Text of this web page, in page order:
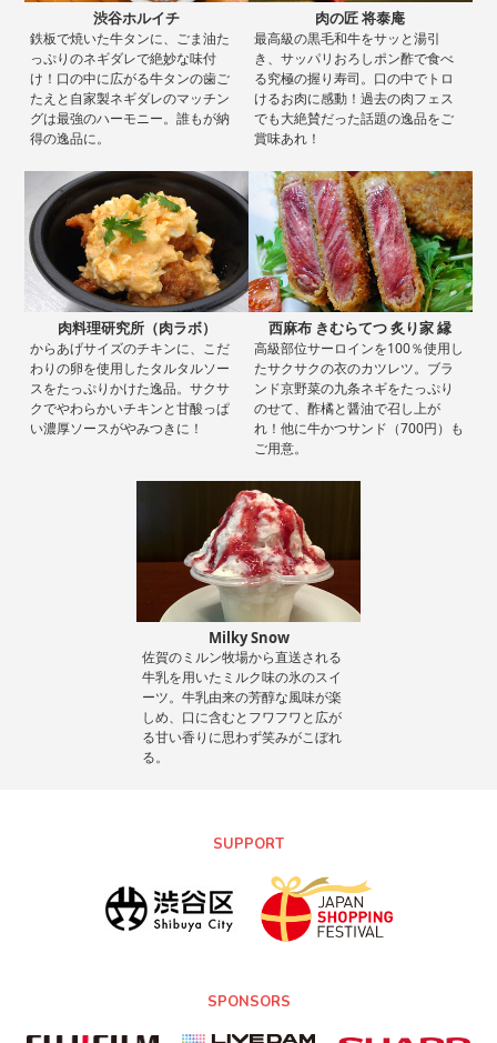
渋谷ホルイチ
鉄板で焼いた牛タンに、ごま油た
っぷりのネギダレで絶妙な味付
け！口の中に広がる牛タンの歯ご
たえと自家製ネギダレのマッチン
グは最強のハーモニー。誰もが納
得の逸品に。
肉の匠 将泰庵
最高級の黒毛和牛をサッと湯引
き、サッパリおろしポン酢で食べ
る究極の握り寿司。口の中でトロ
けるお肉に感動！過去の肉フェス
でも大絶賛だった話題の逸品をご
賞味あれ！
肉料理研究所（肉ラボ）
からあげサイズのチキンに、こだ
わりの卵を使用したタルタルソー
スをたっぷりかけた逸品。サクサ
クでやわらかいチキンと甘酸っぱ
い濃厚ソースがやみつきに！
西麻布 きむらてつ 炙り家 縁
高級部位サーロインを100％使用し
たサクサクの衣のカツレツ。ブラ
ンド京野菜の九条ネギをたっぷり
のせて、酢橘と醤油で召し上が
れ！他に牛かつサンド（700円）も
ご用意。
Milky Snow
佐賀のミルン牧場から直送される
牛乳を用いたミルク味の氷のスイ
ーツ。牛乳由来の芳醇な風味が楽
しめ、口に含むとフワフワと広が
る甘い香りに思わず笑みがこぼれ
る。
SUPPORT
SPONSORS